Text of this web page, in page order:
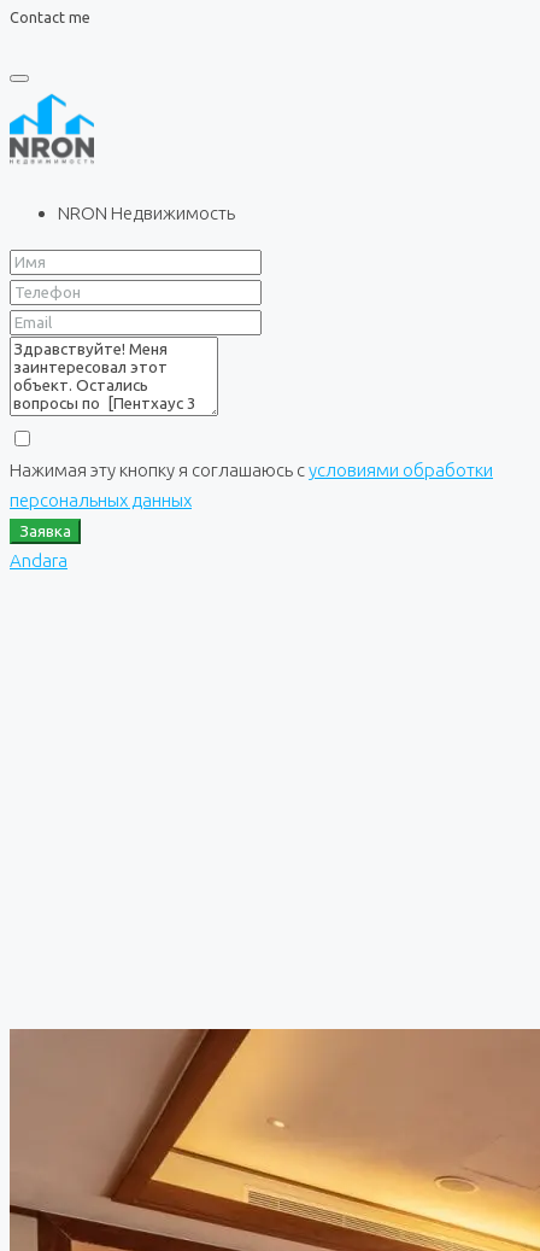
Contact me
NRON Недвижимость
Нажимая эту кнопку я соглашаюсь сусловиями обработки
персональных данных
Заявка
Andara